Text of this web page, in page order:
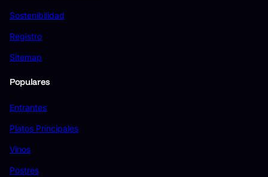
Sostenibilidad
Registro
Sitemap
Populares
Entrantes
Platos Principales
Vinos
Postres